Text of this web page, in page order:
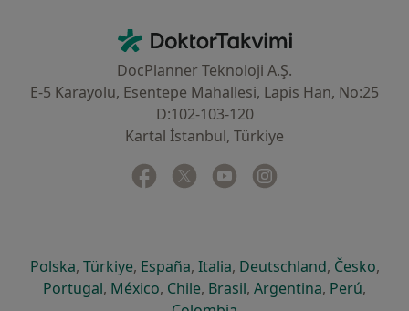
DoktorTakvimi - Ana Sayfa
DocPlanner Teknoloji A.Ş.
E-5 Karayolu, Esentepe Mahallesi, Lapis Han, No:25
D:102-103-120
Kartal İstanbul, Türkiye
Facebook
yeni bir sekmede açılır
Twitter
yeni bir sekmede açılır
Youtube
yeni bir sekmede açılır
Polskayeni bir sekmede açılır
, Türkiyeyeni bir sekmede açılır
, Españayeni bir sekmede açılır
, Italiayeni bir sekmede açılır
, Deutschlandyeni bir
, Českoyeni
,
Portugalyeni bir sekmede açılır
, Méxicoyeni bir sekmede açılır
, Chileyeni bir sekmede açılır
, Brasilyeni bir sekmede açılır
, Argentinayeni bir
, Perúyeni
,